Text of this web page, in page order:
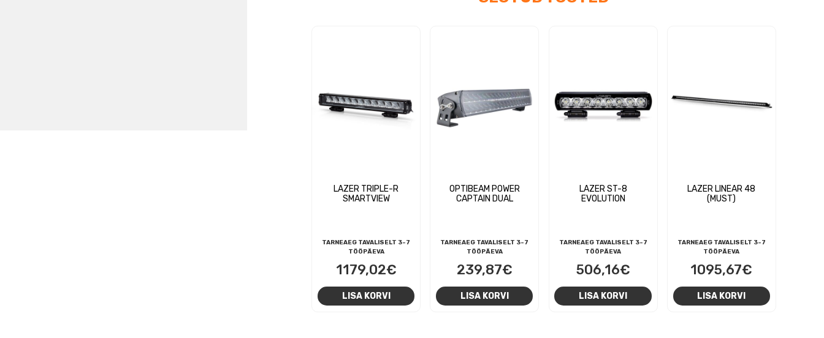
LAZER TRIPLE-R
SMARTVIEW
TARNEAEG TAVALISELT 3-7
TÖÖPÄEVA
1179,02€
LISA KORVI
OPTIBEAM POWER
CAPTAIN DUAL
TARNEAEG TAVALISELT 3-7
TÖÖPÄEVA
239,87€
LISA KORVI
LAZER ST-8
EVOLUTION
TARNEAEG TAVALISELT 3-7
TÖÖPÄEVA
506,16€
LISA KORVI
LAZER LINEAR 48
(MUST)
TARNEAEG TAVALISELT 3-7
TÖÖPÄEVA
1095,67€
LISA KORVI